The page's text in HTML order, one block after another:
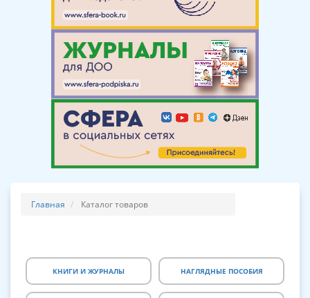
Главная Каталог товаров
КНИГИ И ЖУРНАЛЫ НАГЛЯДНЫЕ ПОСОБИЯ